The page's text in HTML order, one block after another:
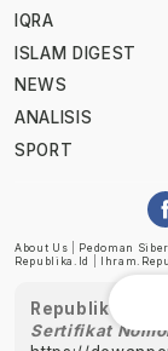
IQRA
ISLAM DIGEST
NEWS
ANALISIS
SPORT
About Us Pedoman Siber
Republika.id
Republika
Sertifikat